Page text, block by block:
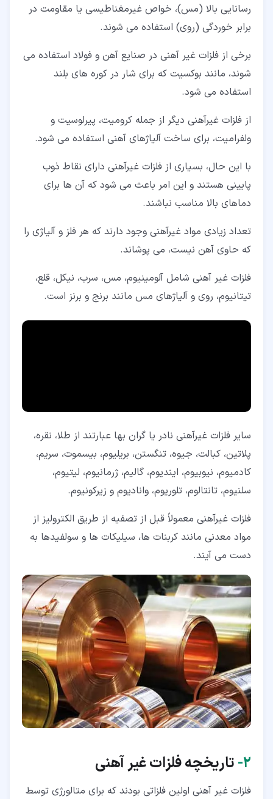
رسانایی بالا (مس)، خواص غیرمغناطیسی یا مقاومت در
برابر خوردگی (روی) استفاده می شوند.
برخی از فلزات غیر آهنی در صنایع آهن و فولاد استفاده می
شوند، مانند بوکسیت که برای شار در کوره های بلند
استفاده می شود.
از فلزات غیرآهنی دیگر از جمله کرومیت، پیرلوسیت و
ولفرامیت، برای ساخت آلیاژهای آهنی استفاده می شود.
با این حال، بسیاری از فلزات غیرآهنی دارای نقاط ذوب
پایینی هستند و این امر باعث می شود که آن ها برای
دماهای بالا مناسب نباشند.
تعداد زیادی مواد غیرآهنی وجود دارند که هر فلز و آلیاژی را
که حاوی آهن نیست، می پوشاند.
فلزات غیر آهنی شامل آلومینیوم، مس، سرب، نیکل، قلع،
تیتانیوم، روی و آلیاژهای مس مانند برنج و برنز است.
سایر فلزات غیرآهنی نادر یا گران بها عبارتند از طلا، نقره،
پلاتین، کبالت، جیوه، تنگستن، بریلیوم، بیسموت، سریم،
کادمیوم، نیوبیوم، ایندیوم، گالیم، ژرمانیوم، لیتیوم،
سلنیوم، تانتالوم، تلوریوم، وانادیوم و زیرکونیوم.
فلزات غیرآهنی معمولاً قبل از تصفیه از طریق الکترولیز از
مواد معدنی مانند کربنات ها، سیلیکات ها و سولفیدها به
دست می آیند.
۲‏- تاریخچه فلزات غیر آهنی
فلزات غیر آهنی اولین فلزاتی بودند که برای متالورژی توسط